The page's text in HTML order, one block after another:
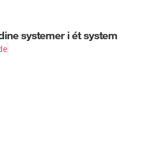
systemeri ét system